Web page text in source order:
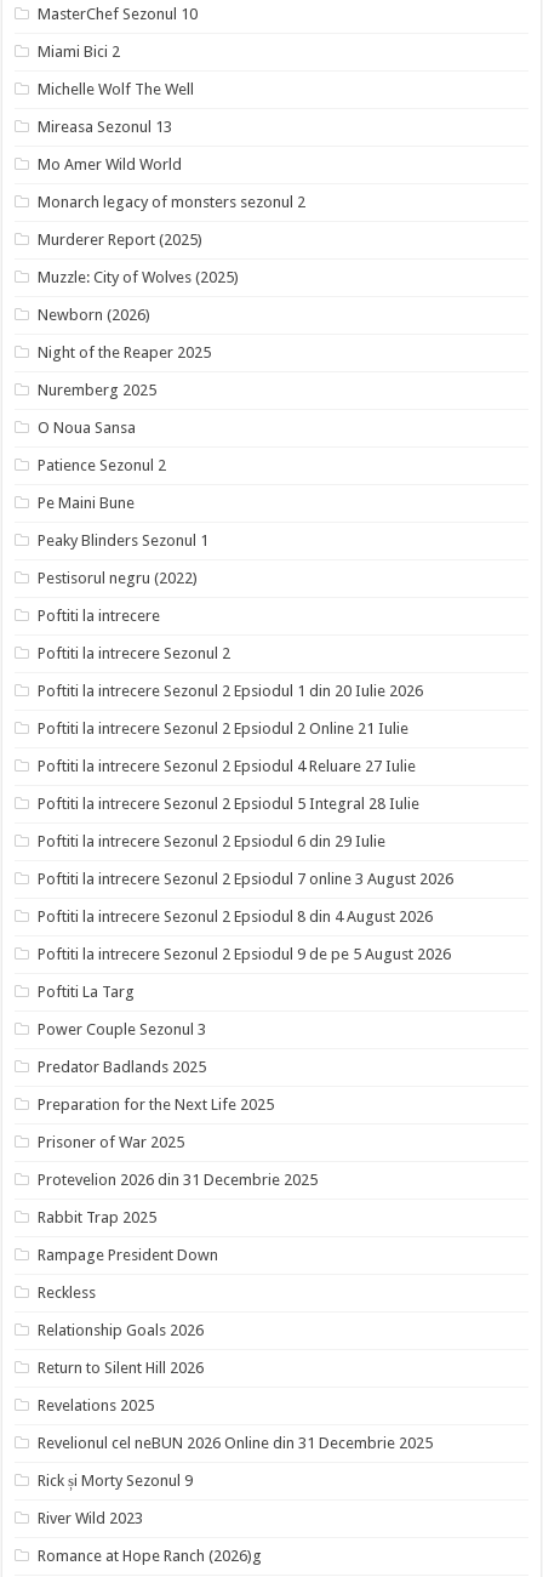
MasterChef Sezonul 10
Miami Bici 2
Michelle Wolf The Well
Mireasa Sezonul 13
Mo Amer Wild World
Monarch legacy of monsters sezonul 2
Murderer Report (2025)
Muzzle: City of Wolves (2025)
Newborn (2026)
Night of the Reaper 2025
Nuremberg 2025
O Noua Sansa
Patience Sezonul 2
Pe Maini Bune
Peaky Blinders Sezonul 1
Pestisorul negru (2022)
Poftiti la intrecere
Poftiti la intrecere Sezonul 2
Poftiti la intrecere Sezonul 2 Epsiodul 1 din 20 Iulie 2026
Poftiti la intrecere Sezonul 2 Epsiodul 2 Online 21 Iulie
Poftiti la intrecere Sezonul 2 Epsiodul 4 Reluare 27 Iulie
Poftiti la intrecere Sezonul 2 Epsiodul 5 Integral 28 Iulie
Poftiti la intrecere Sezonul 2 Epsiodul 6 din 29 Iulie
Poftiti la intrecere Sezonul 2 Epsiodul 7 online 3 August 2026
Poftiti la intrecere Sezonul 2 Epsiodul 8 din 4 August 2026
Poftiti la intrecere Sezonul 2 Epsiodul 9 de pe 5 August 2026
Poftiti La Targ
Power Couple Sezonul 3
Predator Badlands 2025
Preparation for the Next Life 2025
Prisoner of War 2025
Protevelion 2026 din 31 Decembrie 2025
Rabbit Trap 2025
Rampage President Down
Reckless
Relationship Goals 2026
Return to Silent Hill 2026
Revelations 2025
Revelionul cel neBUN 2026 Online din 31 Decembrie 2025
Rick și Morty Sezonul 9
River Wild 2023
Romance at Hope Ranch (2026)g